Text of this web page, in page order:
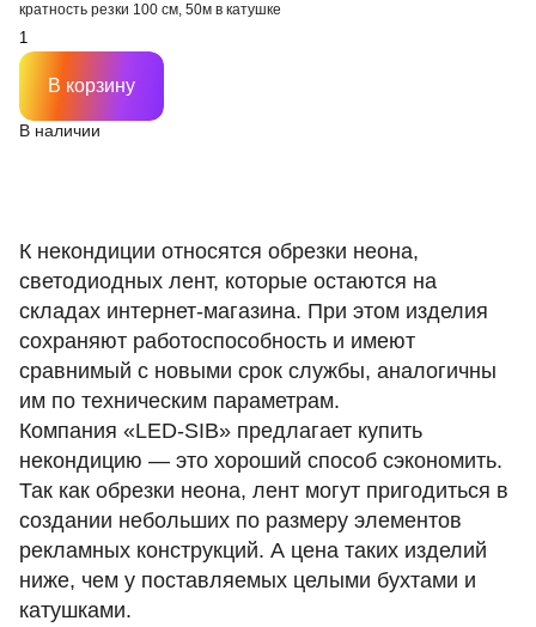
кратность резки 100 см, 50м в катушке
В наличии
В корзину
К некондиции относятся обрезки неона,
светодиодных лент, которые остаются на
складах интернет-магазина. При этом изделия
сохраняют работоспособность и имеют
сравнимый с новыми срок службы, аналогичны
им по техническим параметрам.
Компания «LED-SIB» предлагает купить
некондицию — это хороший способ сэкономить.
Так как обрезки неона, лент могут пригодиться в
создании небольших по размеру элементов
рекламных конструкций. А цена таких изделий
ниже, чем у поставляемых целыми бухтами и
катушками.